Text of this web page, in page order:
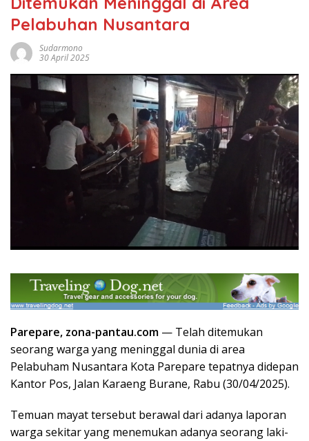
Pelabuhan Nusantara
Sudarmono
30 April 2025
Parepare, zona-pantau.com — Telah ditemukan
seorang warga yang meninggal dunia di area
Pelabuham Nusantara Kota Parepare tepatnya didepan
Kantor Pos, Jalan Karaeng Burane, Rabu (30/04/2025).
Temuan mayat tersebut berawal dari adanya laporan
warga sekitar yang menemukan adanya seorang laki-